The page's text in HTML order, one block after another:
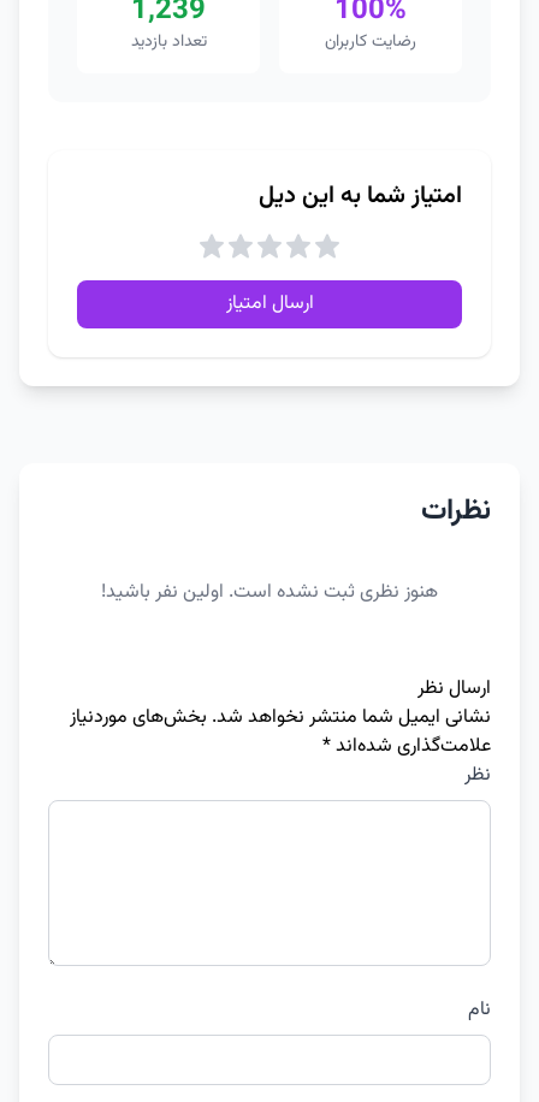
100%
رضایت کاربران
1,239
تعداد بازدید
امتیاز شما به این دیل
ارسال امتیاز
نظرات
هنوز نظری ثبت نشده است. اولین نفر باشید!
ارسال نظر
نشانی ایمیل شما منتشر نخواهد شد. بخش‌های موردنیاز
علامت‌گذاری شده‌اند*
نظر
نام